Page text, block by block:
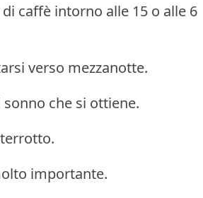
caffè intorno alle 15 o alle 6
verso mezzanotte.
che si ottiene.
importante.